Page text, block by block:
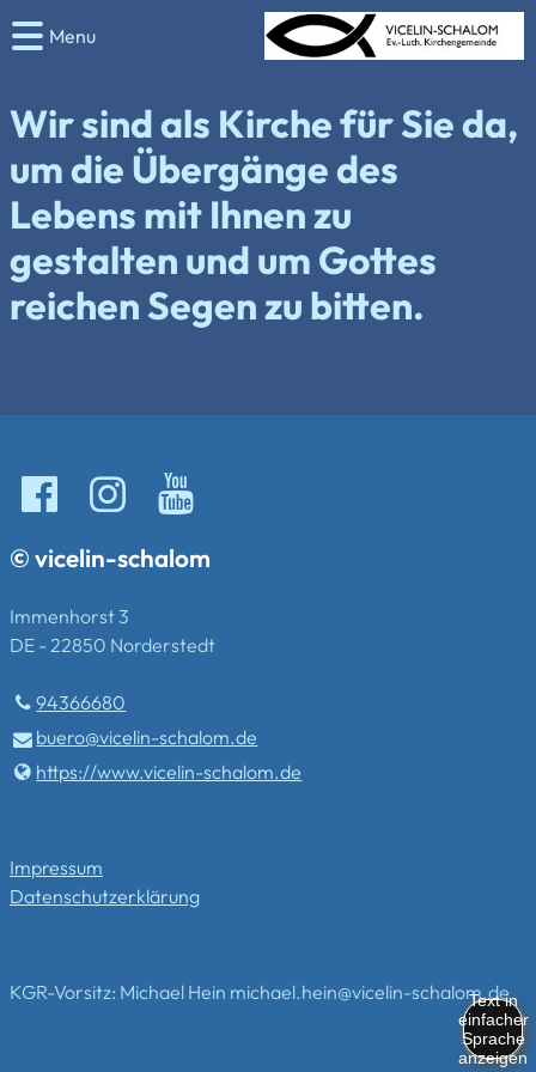
Menu
Wir sind als Kirche für Sie da,
um die Übergänge des
Lebens mit Ihnen zu
gestalten und um Gottes
reichen Segen zu bitten.
© vicelin-schalom
Immenhorst 3
DE - 22850 Norderstedt
94366680
buero@​vicelin-schalom.​de
https://www.​vicelin-schalom.​de
Impressum
Datenschutzerklärung
KGR-Vorsitz: Michael Hein michael.hein@vicelin-schalom.de